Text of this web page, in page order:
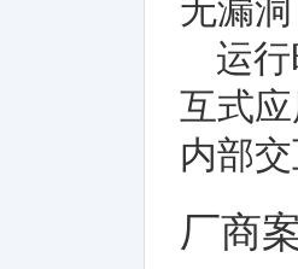
运
互式
内部
厂商